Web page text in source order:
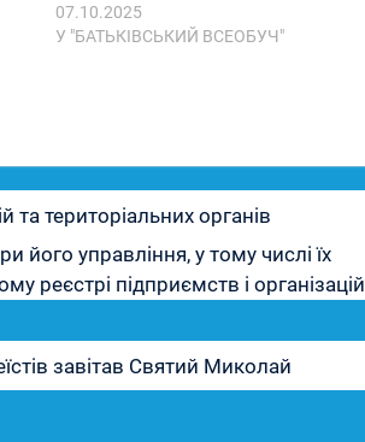
07.10.2025
У "БАТЬКІВСЬКИЙ ВСЕОБУЧ"
та територіальних органів
його управління, у тому числі їх
реєстрі підприємств і організацій
завітав Святий Миколай